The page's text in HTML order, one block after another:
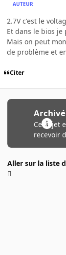
AUTEUR
2.7V c'est le
Et dans le bios je
Mais on peut
de problème et
Citer
Archivé
Ce sujet
recevoir
Aller sur la liste